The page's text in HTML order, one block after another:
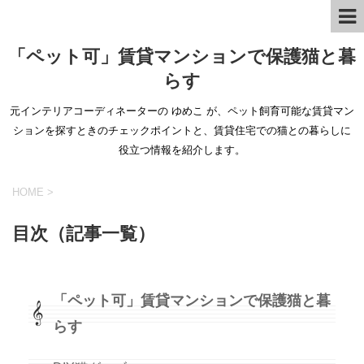
「ペット可」賃貸マンションで保護猫と暮
らす
元インテリアコーディネーターの ゆめこ が、ペット飼育可能な賃貸マン
ションを探すときのチェックポイントと、賃貸住宅での猫との暮らしに
役立つ情報を紹介します。
HOME >
目次（記事一覧）
「ペット可」賃貸マンションで保護猫と暮
らす